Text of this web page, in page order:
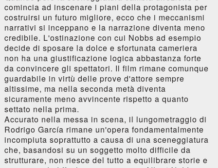
comincia ad inscenare i piani della protagonista per
costruirsi un futuro migliore, ecco che i meccanismi
narrativi si inceppano e la narrazione diventa meno
credibile. L'ostinazione con cui Nobbs ad esempio
decide di sposare la dolce e sfortunata cameriera
non ha una giustificazione logica abbastanza forte
da convincere gli spettatori. Il film rimane comunque
guardabile in virtù delle prove d'attore sempre
altissime, ma nella seconda metà diventa
sicuramente meno avvincente rispetto a quanto
settato nella prima.
Accurato nella messa in scena, il lungometraggio di
Rodrigo García rimane un'opera fondamentalmente
incompiuta soprattutto a causa di una sceneggiatura
che, basandosi su un soggetto molto difficile da
strutturare, non riesce del tutto a equilibrare storie e